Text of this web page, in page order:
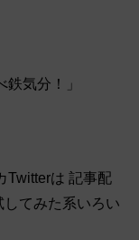
気分！」
Twitterは 記事配
てみた系いろい